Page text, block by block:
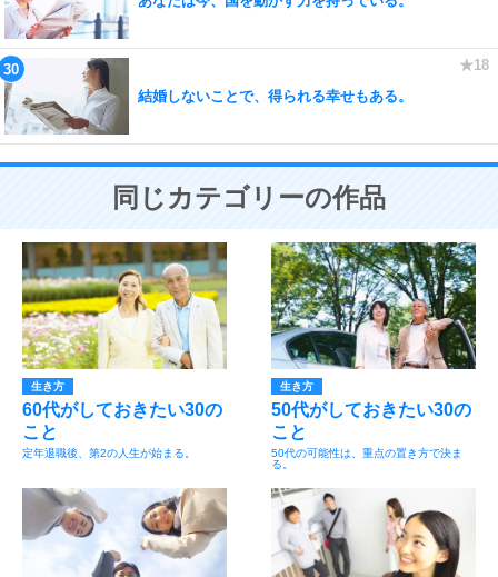
結婚しないことで、得られる幸せもある。
同じカテゴリーの作品
生き方
60代がしておきたい30の
こと
定年退職後、第2の人生が始まる。
生き方
50代がしておきたい30の
こと
50代の可能性は、重点の置き方で決ま
る。